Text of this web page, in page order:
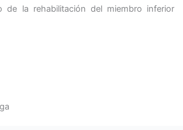
la rehabilitación del miembro inferior